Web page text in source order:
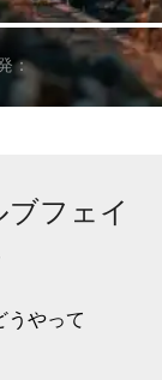
：
フェイ
うやって